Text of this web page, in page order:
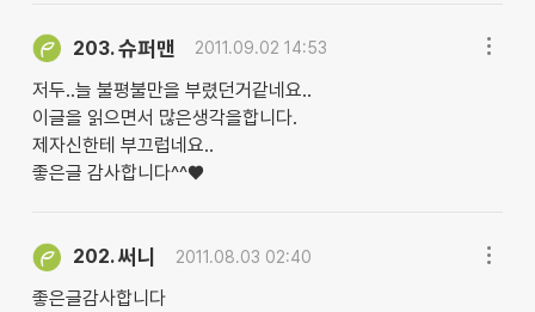
203.슈퍼맨 2011.09.02 14:53
저두..늘 불평불만을 부렸던거같네요..
이글을 읽으면서 많은생각을합니다.
제자신한테 부끄럽네요..
좋은글 감사합니다^^♥
202.써니 2011.08.03 02:40
좋은글감사합니다